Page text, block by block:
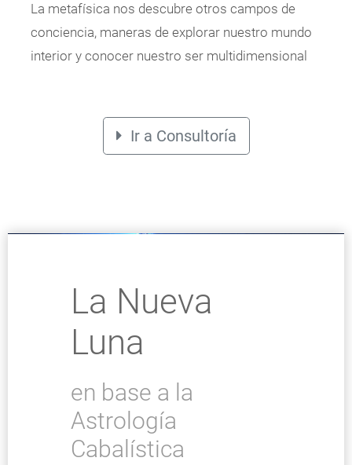
La metafísica nos descubre otros campos de
conciencia, maneras de explorar nuestro mundo
interior y conocer nuestro ser multidimensional
Ir a Consultoría
La Nueva
Luna
en base a la
Astrología
Cabalística